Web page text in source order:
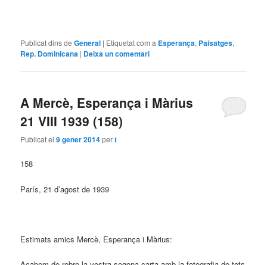
Publicat dins de General | Etiquetat com a Esperança, Paisatges,
Rep. Dominicana | Deixa un comentari
A Mercè, Esperança i Màrius
21 VIII 1939 (158)
Publicat el9 gener 2014pert
158
París, 21 d’agost de 1939
Estimats amics Mercè, Esperança i Màrius: